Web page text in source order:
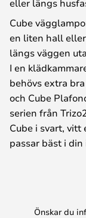
Cube
en liten hall
längs väggen
I en
behövs extra
och Cube
serien från
Cube i svart, vitt
passar bäst i
Önskar du